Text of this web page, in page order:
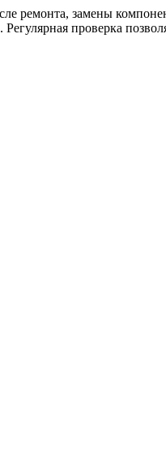
ремонта, замены
проверка